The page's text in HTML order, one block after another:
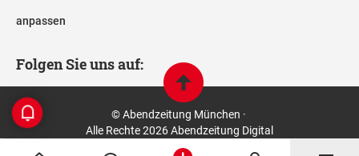
anpassen
Folgen Sie uns auf:
© Abendzeitung München ·
Alle Rechte 2026 Abendzeitung Digital